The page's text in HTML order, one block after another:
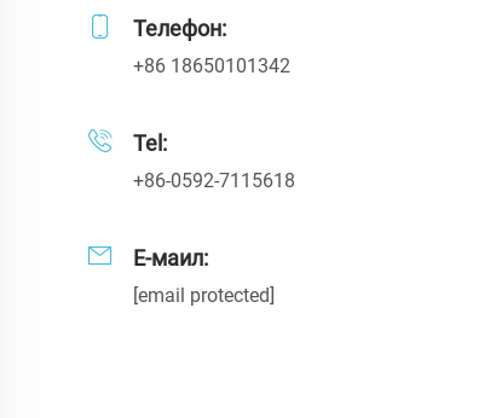
Телефон:
+86 18650101342
Tel:
+86-0592-7115618
Е-маил:
[email protected]